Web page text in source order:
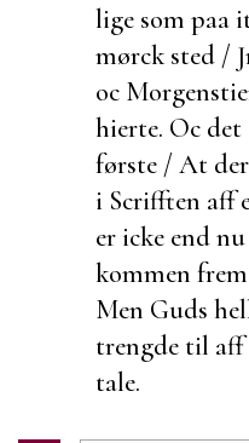
lige som paa
mørck sted /
oc
hierte. Oc
første / At
i Scrifften aff
er icke end
kommen
Men Guds
trengde til
tale.